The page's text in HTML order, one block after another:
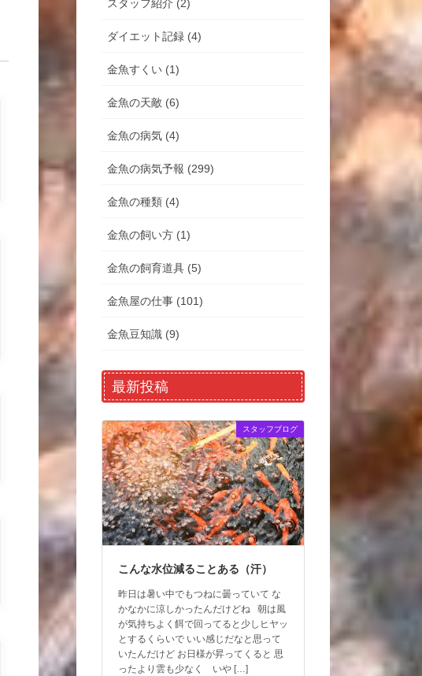
スタッフ紹介 (2)
ダイエット記録 (4)
金魚すくい (1)
金魚の天敵 (6)
金魚の病気 (4)
金魚の病気予報 (299)
金魚の種類 (4)
金魚の飼い方 (1)
金魚の飼育道具 (5)
金魚屋の仕事 (101)
金魚豆知識 (9)
最新投稿
スタッフブログ
こんな水位減ることある（汗）
昨日は暑い中でもつねに曇っていて な
かなかに涼しかったんだけどね 朝は風
が気持ちよく餌で回ってると少しヒヤッ
とするくらいで いい感じだなと思って
いたんだけど お日様が昇ってくると 思
ったより雲も少なく いや […]